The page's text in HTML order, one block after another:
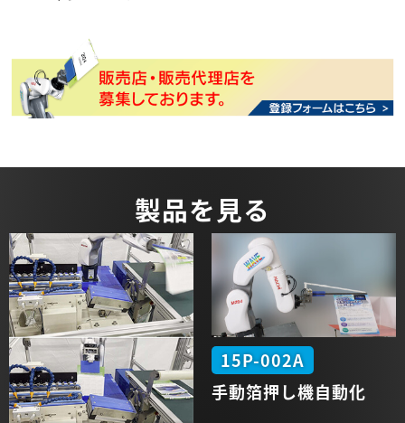
製品を見る
15P-002A
手動箔押し機自動化